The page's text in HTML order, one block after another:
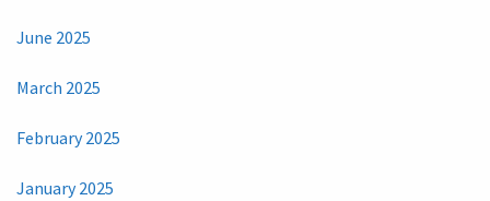
June 2025
March 2025
February 2025
January 2025